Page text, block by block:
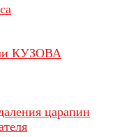
КУЗОВА
царапин